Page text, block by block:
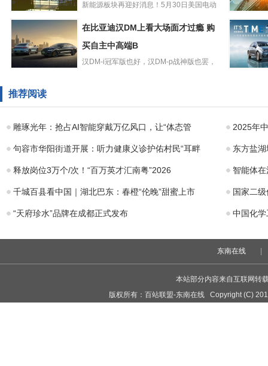
看好新能源反弹
机遇华夏新能源
车龙头基金经理
再次自
新能源板块再迎好消息！5月30日美国电动
加速数据
释放数据
Elementl
看大场面才过瘾
在比亚迪汉DM上看大场面才过瘾 购
买自主中高端B
汉DM-i冠军版也好，汉DM-p战神版也罢，
推荐阅读
雕琢光年：抢占AI智能穿戴万亿风口，让“体态管 2025年
句容市华阳街道开展：听力健康义诊护佑村民“耳畔 东方盐
释放岗位3万个/次！“百万英才汇南粤”2026 智能体
千城百县看中国｜湖北巴东：春橙“伦晚”甜蜜上市 国家二
“天府珍水”品牌在成都正式发布 中国化
东南在线
本站部分内容来自互联网转
版权所有： 百站联盟-东南在线Copyright (C)